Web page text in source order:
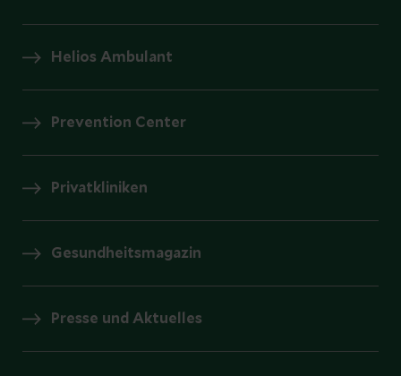
Helios Ambulant
Prevention Center
Privatkliniken
Gesundheitsmagazin
Presse und Aktuelles